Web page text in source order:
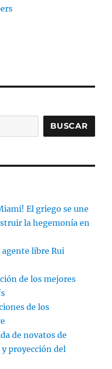
BUSCAR
El griego se une
la hegemonía en
libre Rui
de los mejores
de los
de novatos de
proyección del